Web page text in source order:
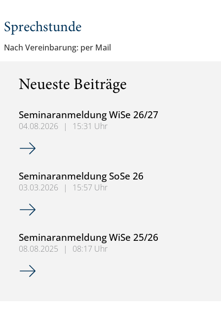
Sprechstunde
Nach Vereinbarung: per Mail
Neueste Beiträge
Seminaranmeldung WiSe 26/27
04.08.2026 |
15:31 Uhr
Seminaranmeldung WiSe 26/27
Seminaranmeldung SoSe 26
03.03.2026 |
15:57 Uhr
Seminaranmeldung SoSe 26
Seminaranmeldung WiSe 25/26
08.08.2025 |
08:17 Uhr
Seminaranmeldung WiSe 25/26